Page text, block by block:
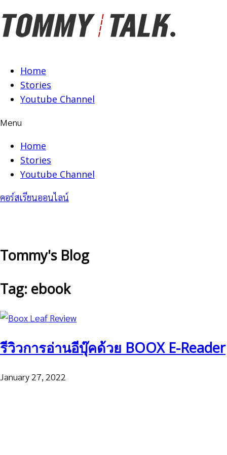
to
content
Home
Stories
Youtube Channel
Menu
Home
Stories
Youtube Channel
คอร์สเรียนออนไลน์
Tommy's Blog
Tag: ebook
รีวิวการอ่านอีบุ๊คด้วย BOOX E-Reader
January 27, 2022